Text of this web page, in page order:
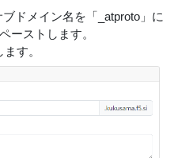
ドメイン名を「_atproto」に
ーストします。
す。